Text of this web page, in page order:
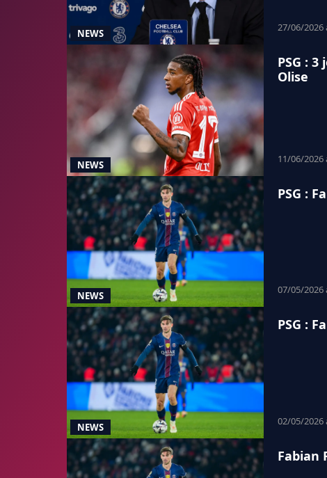
NEWS
27/06/2026
NEWS
PSG :
Olise
11/06/2026
NEWS
PSG :
07/05/2026
NEWS
PSG :
02/05/2026
Fabian